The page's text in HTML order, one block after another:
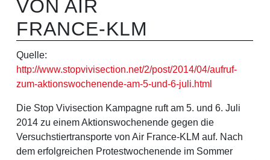
VON AIR
FRANCE-KLM
Quelle:
http://www.stopvivisection.net/2/post/2014/04/aufruf-
zum-aktionswochenende-am-5-und-6-juli.html
Die Stop Vivisection Kampagne ruft am 5. und 6. Juli
2014 zu einem Aktionswochenende gegen die
Versuchstiertransporte von Air France-KLM auf. Nach
dem erfolgreichen Protestwochenende im Sommer